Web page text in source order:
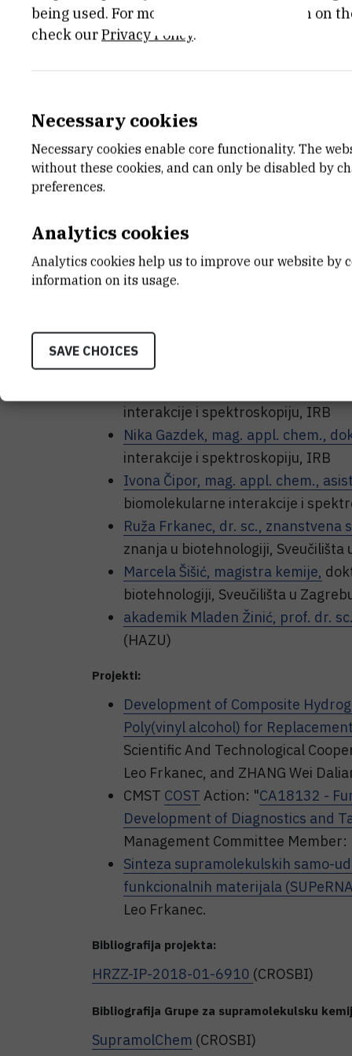
prvenstveno razvoju kemije
gelova male molekulske mase
raznih aminokiselina kao veoma
sustava.
Sintetizirani su i istraživani različiti
oksalamidi kao gelatori male
oksalamidne jedinice (
fokusom na objašnjenja
funkcionalni i kompozitni gelski
odabrane fragmente Aβ-proteina
Članovi:
interakcije i spektroskopiju, IRB
Nika Gazdek, mag. appl. chem.,
interakcije i spektroskopiju, IRB
Ivona Čipor, mag. appl. chem.,
biomolekularne interakcije i
Ruža Frkanec, dr. sc., znanstvena
znanja u biotehnologiji, Sveučilišta
Marcela Šišić, magistra kemije,
biotehnologiji, Sveučilišta u
akademik Mladen Žinić, prof. dr. sc.
(HAZU)
Projekti:
Development of Composite
Poly(vinyl alcohol) for
Scientific And Technological
Leo Frkanec, and ZHANG Wei
CMST COST Action: "CA18132 -
Development of Diagnostics and
Management Committee Member:
Sinteza supramolekulskih samo-
funkcionalnih materijala
Leo Frkanec.
Bibliografija projekta:
HRZZ-IP-2018-01-6910 (CROSBI)
Bibliografija Grupe za supramolekulsku
SupramolChem (CROSBI)
being used. For more detailed information on
check ourPrivacy Policy.
Necessary cookies
Necessary cookies enable core functionality. The
without these cookies, and can only be disabled by
preferences.
Analytics cookies
Analytics cookies help us to improve our website by
information on its usage.
SAVE CHOICES